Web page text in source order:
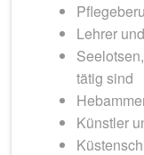
Lehrer
tätig sind
Künstler